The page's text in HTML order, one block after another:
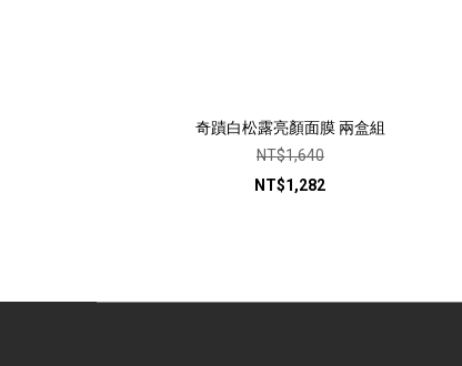
奇蹟白松露亮顏面膜 兩盒組
NT$1,640
NT$1,282